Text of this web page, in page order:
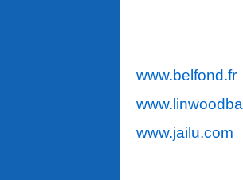
www.belfond.fr
www.jailu.com